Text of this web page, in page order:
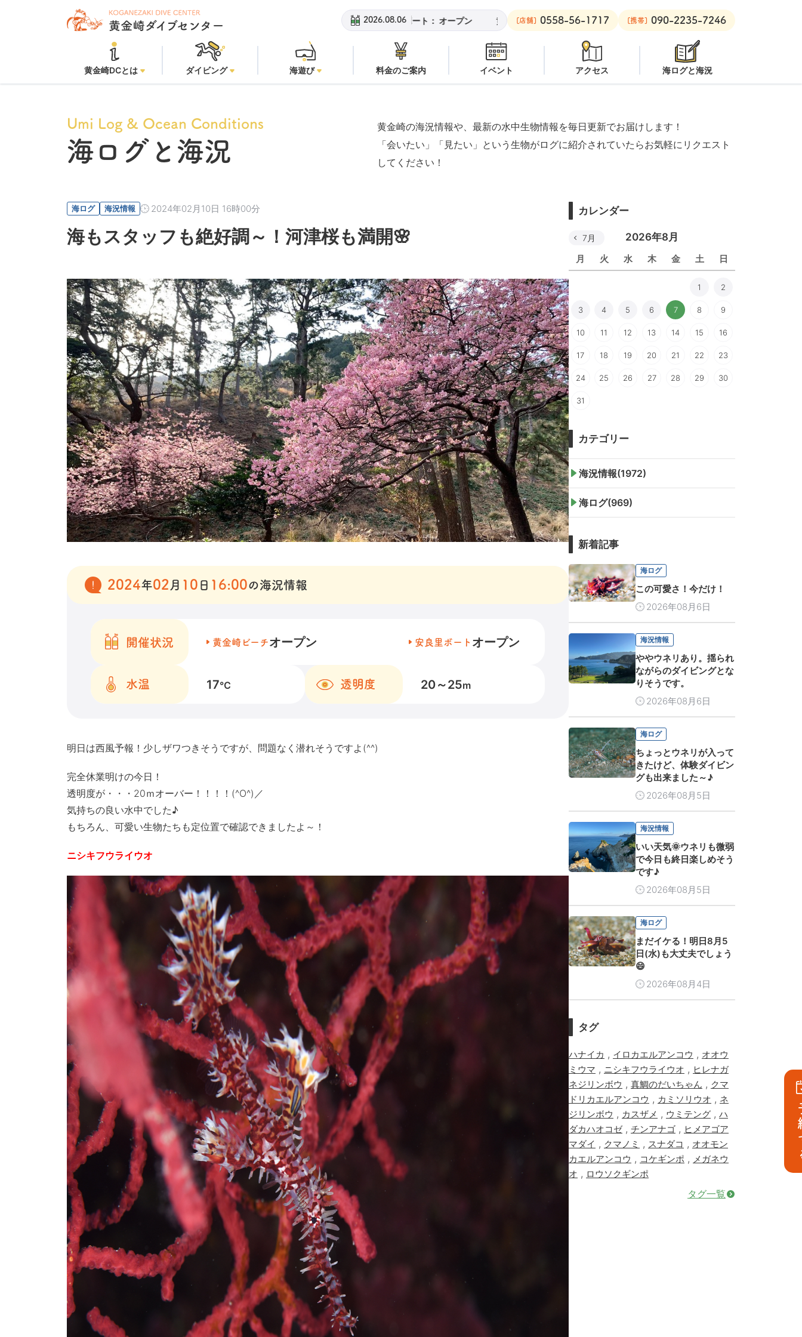
2026.08.06
黄金崎ビーチ： 安良里ボート：オープン 黄金崎ビーチ： オープン 安良里ボート： オープン
[店舗] 0558-56-1717 [携帯] 090-2235-7246
黄金崎DCとは ダイビング 海遊び 料金のご案内 イベント アクセス 海ログと海況
Umi Log & Ocean Conditions
海ログと海況
黄金崎の海況情報や、最新の水中生物情報を毎日更新でお届けします！
「会いたい」「見たい」という生物がログに紹介されていたらお気軽にリクエスト
してください！
海ログ 海況情報 2024年02月10日 16時00分
海もスタッフも絶好調～！河津桜も満開🌸
2024年02 月 10 日 16:00の海況情報
開催状況 黄金崎ビーチオープン 安良里ボート オープン
水温 17℃ 透明度 20～25m
明日は西風予報！少しザワつきそうですが、問題なく潜れそうですよ(^^)
完全休業明けの今日！
透明度が・・・20ｍオーバー！！！！(^O^)／
気持ちの良い水中でした♪
もちろん、可愛い生物たちも定位置で確認できましたよ～！
ニシキフウライウオ
カレンダー
2026年8月
月 火 水 木 金 土 日
7月
1 2
3 4 5 6 7 8 9
10 11 12 13 14 15 16
17 18 19 20 21 22 23
24 25 26 27 28 29 30
31
カテゴリー
海況情報(1972)
海ログ(969)
新着記事
海ログ
この可愛さ！今だけ！
2026年08月6日
海況情報
ややウネリあり。揺られ
ながらのダイビングとな
りそうです。
2026年08月6日
海ログ
ちょっとウネリが入って
きたけど、体験ダイビン
グも出来ました～♪
2026年08月5日
海況情報
いい天気🌞ウネリも微弱
で今日も終日楽しめそう
です♪
2026年08月5日
海ログ
まだイケる！明日8月5
日(水)も大丈夫でしょう
😄
2026年08月4日
タグ
ハナイカ , イロカエルアンコウ , オオウ
ミウマ , ニシキフウライウオ , ヒレナガ
ネジリンボウ , 真鯛のだいちゃん , クマ
ドリカエルアンコウ , カミソリウオ , ネ
ジリンボウ , カスザメ , ウミテング , ハ
ダカハオコゼ, チンアナゴ , ヒメアゴア
マダイ , クマノミ , スナダコ , オオモン
カエルアンコウ , コケギンポ , メガネウ
オ , ロウソクギンポ
タグ一覧